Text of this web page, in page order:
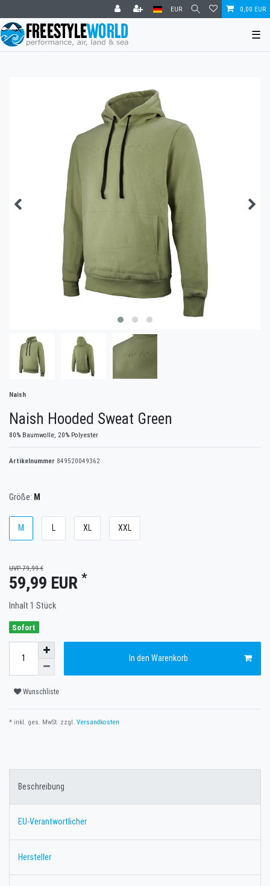
EUR 0,00 EUR
☰
Naish
Naish Hooded Sweat Green
80% Baumwolle, 20% Polyester
Artikelnummer 849520049362
Größe: M
M L XL XXL
UVP 79,99 €
59,99 EUR *
Inhalt 1 Stück
Sofort
In den Warenkorb
Wunschliste
* inkl. ges. MwSt. zzgl. Versandkosten
Beschreibung
EU-Verantwortlicher
Hersteller